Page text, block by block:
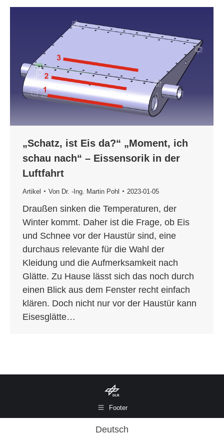
„Schatz, ist Eis da?“ „Moment, ich
schau nach“ – Eissensorik in der
Luftfahrt
Artikel Von Dr. -Ing. Martin Pohl 2023-01-05
Draußen sinken die Temperaturen, der
Winter kommt. Daher ist die Frage, ob Eis
und Schnee vor der Haustür sind, eine
durchaus relevante für die Wahl der
Kleidung und die Aufmerksamkeit nach
Glätte. Zu Hause lässt sich das noch durch
einen Blick aus dem Fenster recht einfach
klären. Doch nicht nur vor der Haustür kann
Eisesglätte…
Footer
Deutsch